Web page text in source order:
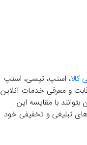
، اسنپ، تپسی، اسنپ
و معرفی خدمات آنلاین
با مقایسه این
تبلیغی و تخفیفی خود